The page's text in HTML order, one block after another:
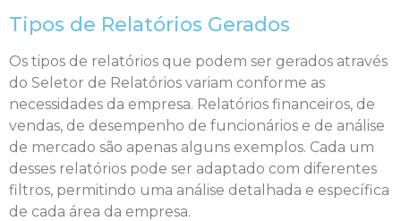
Tipos de Relatórios Gerados
Os tipos de relatórios que podem ser gerados através
do Seletor de Relatórios variam conforme as
necessidades da empresa. Relatórios financeiros, de
vendas, de desempenho de funcionários e de análise
de mercado são apenas alguns exemplos. Cada um
desses relatórios pode ser adaptado com diferentes
filtros, permitindo uma análise detalhada e específica
de cada área da empresa.